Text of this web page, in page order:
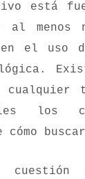
está
menos
el uso
cualquier
los
cómo